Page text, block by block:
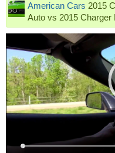
American Cars 2015
Auto vs 2015